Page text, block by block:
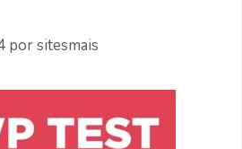
porsitesmais